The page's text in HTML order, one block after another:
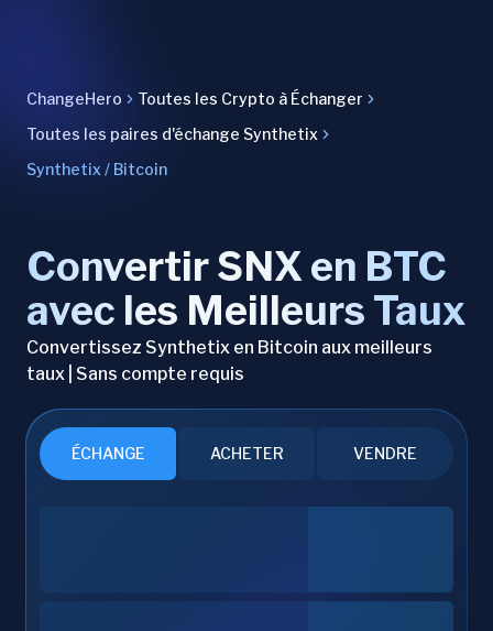
ChangeHero
Toutes les Crypto à Échanger
Toutes les paires d'échange Synthetix
Synthetix / Bitcoin
Convertir SNX en BTC
avec les Meilleurs Taux
Convertissez Synthetix en Bitcoin aux meilleurs
taux | Sans compte requis
ÉCHANGE ACHETER VENDRE